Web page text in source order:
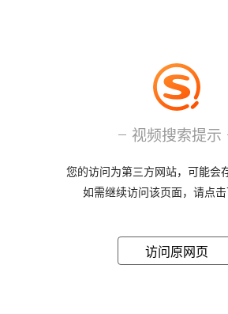
视频搜索提示
您的访问为第三方网站，可能会
如需继续访问该页面，请点
访问原网页